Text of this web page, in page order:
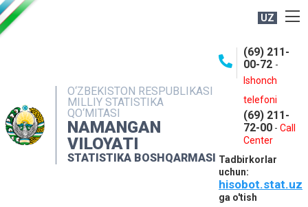
UZ
O‘ZBEKISTON RESPUBLIKASI
MILLIY STATISTIKA
QO‘MITASI
NAMANGAN
VILOYATI
STATISTIKA BOSHQARMASI
(69) 211-
00-72 -
Ishonch
telefoni
(69) 211-
72-00 - Call
Center
Tadbirkorlar
uchun:
hisobot.stat.uz
ga o'tish
NASHRLAR
INTERAKTIV XIZMATLAR
MATBUOT XIZMATI
MUROJAATLAR